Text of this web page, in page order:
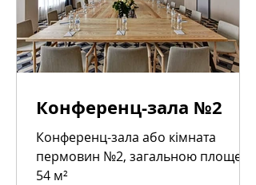
Конференц-зала №2
Конференц-зала або кімната
пермовин №2, загальною площею
54 м²